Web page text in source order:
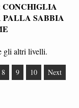
CONCHIGLIA
SABBIA
gli altri livelli.
8 9 10 Next